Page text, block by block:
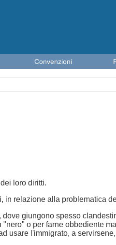
loro diritti.
in relazione alla problematica
giungono spesso
o per farne obbediente
usare l'immigrato, a
Convenzioni